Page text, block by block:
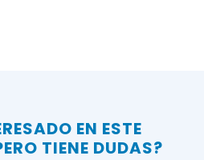
EN ESTE
TIENE DUDAS?